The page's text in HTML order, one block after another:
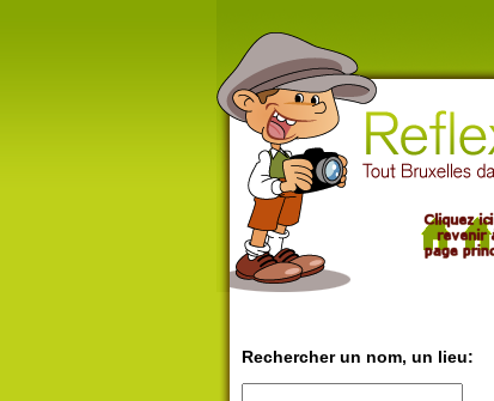
Rechercher un nom, un lieu: